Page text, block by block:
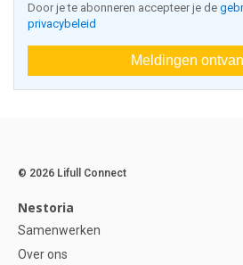
Door je te abonneren accepteer je de
privacybeleid
Meldingen
© 2026 Lifull Connect
Nestoria
Samenwerken
Over ons